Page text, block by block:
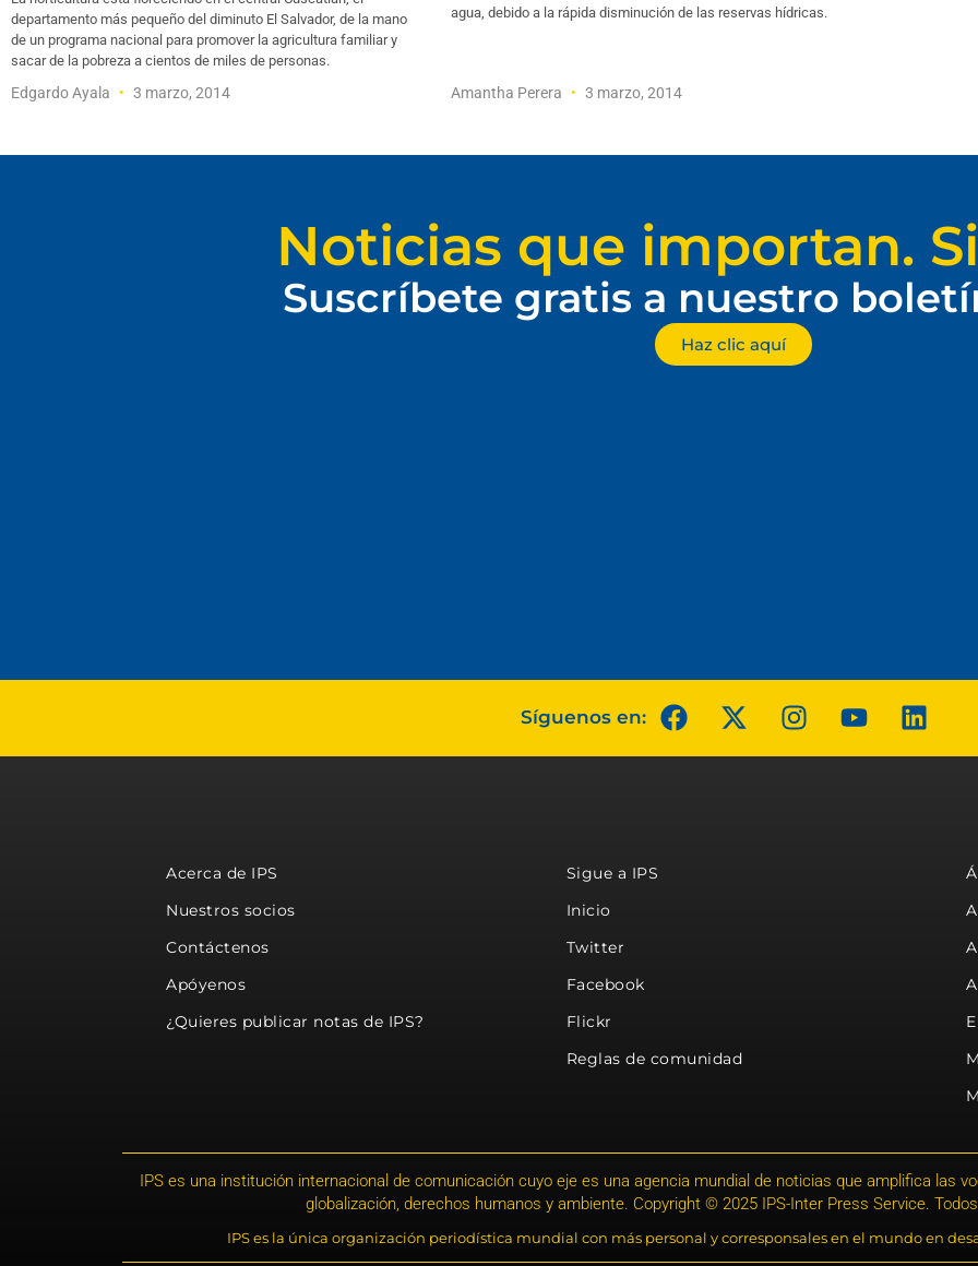
departamento más pequeño del diminuto El Salvador, de la mano
de un programa nacional para promover la agricultura familiar y
sacar de la pobreza a cientos de miles de personas.
Edgardo Ayala 3 marzo, 2014
agua, debido a la rápida disminución de las reservas hídricas.
Amantha Perera 3 marzo, 2014
Noticias que importan.
Suscríbete gratis a nuestro
Haz clic aquí
Síguenos en:
Acerca de IPS
Nuestros socios
Contáctenos
Apóyenos
¿Quieres publicar notas de IPS?
Sigue a IPS
Inicio
Twitter
Facebook
Flickr
Reglas de comunidad
IPS es una institución internacional de comunicación cuyo eje es una agencia mundial de noticias que amplifica las
globalización, derechos humanos y ambiente. Copyright © 2025 IPS-Inter Press Service.
IPS es la única organización periodística mundial con más personal y corresponsales en el mundo en